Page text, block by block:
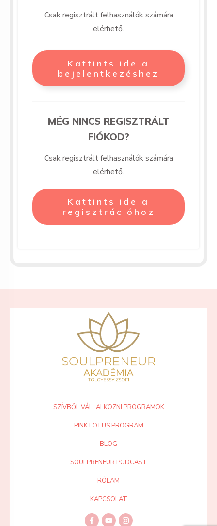
Csak regisztrált felhasználók számára
elérhető.
Kattints ide a
bejelentkezéshez
MÉG NINCS REGISZTRÁLT
FIÓKOD?
Csak regisztrált felhasználók számára
elérhető.
Kattints ide a
regisztrációhoz
SZÍVBŐL VÁLLALKOZNI PROGRAMOK
PINK LOTUS PROGRAM
BLOG
SOULPRENEUR PODCAST
RÓLAM
KAPCSOLAT